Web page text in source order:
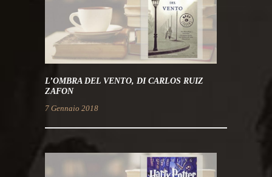
L’OMBRA DEL VENTO, DI CARLOS RUIZ
ZAFON
7 Gennaio 2018